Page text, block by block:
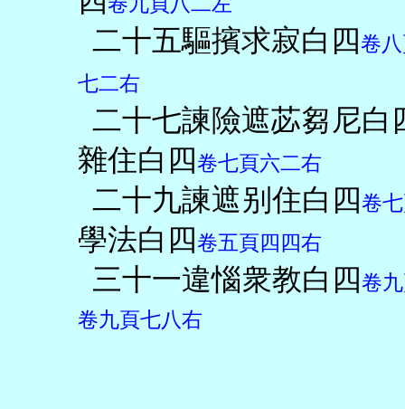
二十五驅擯求寂白四 卷
七二右
二十七諫險遮苾芻尼白
雜住白四 卷七頁六二右
二十九諫遮别住白四 卷
學法白四 卷五頁四四右
三十一違惱衆教白四 卷
卷九頁七八右